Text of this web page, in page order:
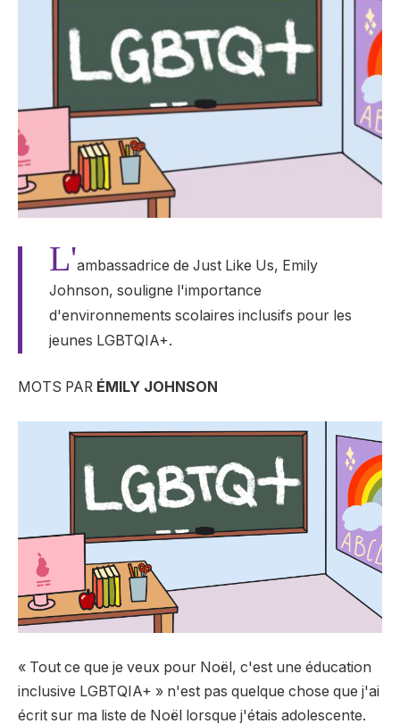
L'ambassadrice de Just Like Us, Emily
Johnson, souligne l'importance
d'environnements scolaires inclusifs pour les
jeunes LGBTQIA+.
MOTS PAR ÉMILY JOHNSON
« Tout ce que je veux pour Noël, c'est une éducation
inclusive LGBTQIA+ » n'est pas quelque chose que j'ai
écrit sur ma liste de Noël lorsque j'étais adolescente.